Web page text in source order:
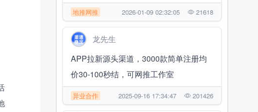
百搭项目
地推网推 2026-01-09 02:32:05 21618
龙先生
APP拉新源头渠道，3000款简单注册均
价30-100秒结，可网推工作室
异业合作 2025-09-16 17:34:47 201426